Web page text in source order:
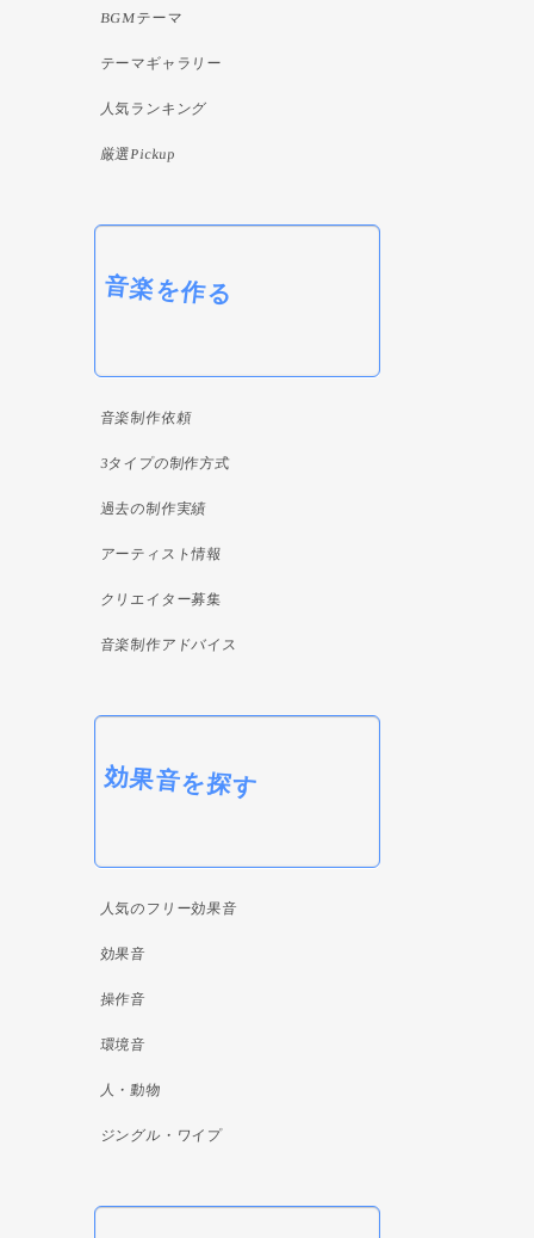
BGMテーマ
テーマギャラリー
人気ランキング
厳選Pickup
音楽を作る
音楽制作依頼
3タイプの制作方式
過去の制作実績
アーティスト情報
クリエイター募集
音楽制作アドバイス
効果音を探す
人気のフリー効果音
効果音
操作音
環境音
人・動物
ジングル・ワイプ